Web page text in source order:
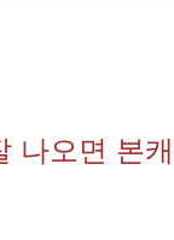
나오면 본